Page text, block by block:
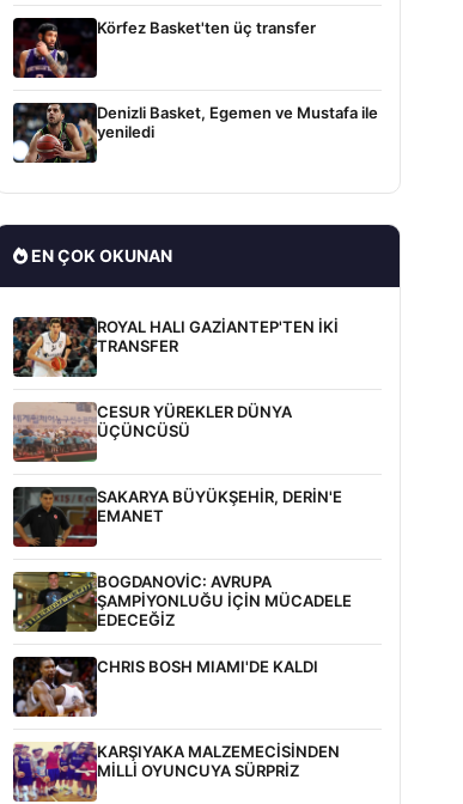
Körfez Basket'ten üç transfer
Denizli Basket, Egemen ve Mustafa ile
yeniledi
EN ÇOK OKUNAN
ROYAL HALI GAZİANTEP'TEN İKİ
TRANSFER
CESUR YÜREKLER DÜNYA
ÜÇÜNCÜSÜ
SAKARYA BÜYÜKŞEHİR, DERİN'E
EMANET
BOGDANOVİC: AVRUPA
ŞAMPİYONLUĞU İÇİN MÜCADELE
EDECEĞİZ
CHRIS BOSH MIAMI'DE KALDI
KARŞIYAKA MALZEMECİSİNDEN
MİLLİ OYUNCUYA SÜRPRİZ